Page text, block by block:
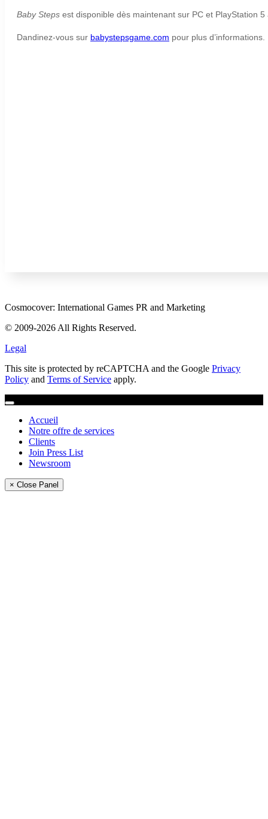
Baby Steps est disponible dès maintenant sur PC et PlayStation
Dandinez-vous sur babystepsgame.com pour plus d’informations.
Cosmocover: International Games PR and Marketing
© 2009-2026 All Rights Reserved.
Legal
This site is protected by reCAPTCHA and the Google Privacy
Policy and Terms of Service apply.
Accueil
Notre offre de services
Clients
Join Press List
Newsroom
× Close Panel